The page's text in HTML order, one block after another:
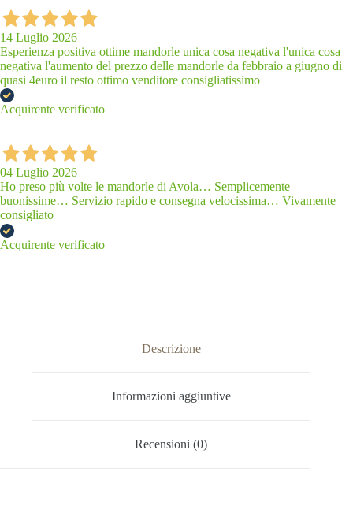
14 Luglio 2026
Esperienza positiva ottime mandorle unica cosa negativa l'unica cosa
negativa l'aumento del prezzo delle mandorle da febbraio a giugno di
quasi 4euro il resto ottimo venditore consigliatissimo
Acquirente verificato
04 Luglio 2026
Ho preso più volte le mandorle di Avola… Semplicemente
buonissime… Servizio rapido e consegna velocissima… Vivamente
consigliato
Acquirente verificato
Descrizione
Informazioni aggiuntive
Recensioni (0)